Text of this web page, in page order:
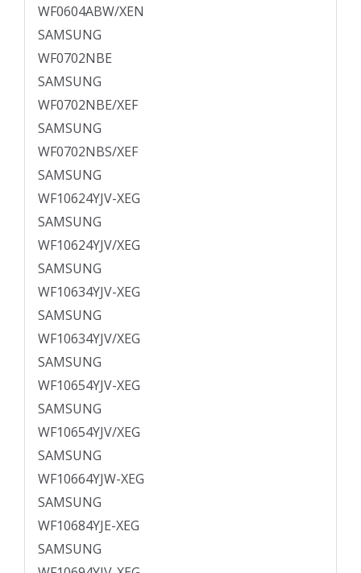
WF0604ABW/XEN
SAMSUNG
WF0702NBE
SAMSUNG
WF0702NBE/XEF
SAMSUNG
WF0702NBS/XEF
SAMSUNG
WF10624YJV-XEG
SAMSUNG
WF10624YJV/XEG
SAMSUNG
WF10634YJV-XEG
SAMSUNG
WF10634YJV/XEG
SAMSUNG
WF10654YJV-XEG
SAMSUNG
WF10654YJV/XEG
SAMSUNG
WF10664YJW-XEG
SAMSUNG
WF10684YJE-XEG
SAMSUNG